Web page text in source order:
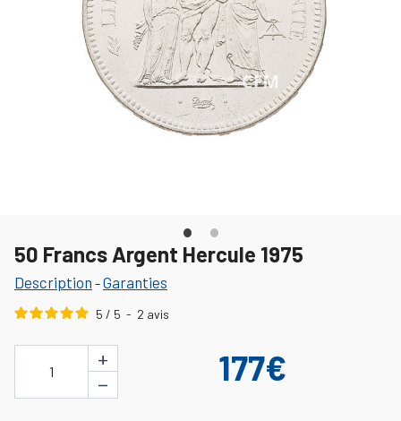
50 Francs Argent Hercule 1975
Description -Garanties
5 / 5 - 2 avis
1
+
−
177€